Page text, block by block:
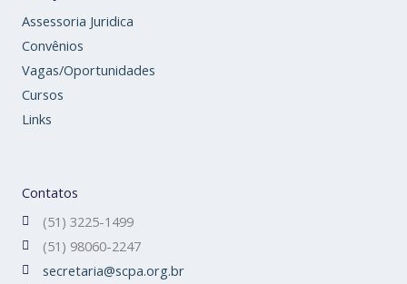
Assessoria Juridica
Convênios
Vagas/Oportunidades
Cursos
Links
Contatos
(51) 3225-1499
(51) 98060-2247
secretaria@scpa.org.br